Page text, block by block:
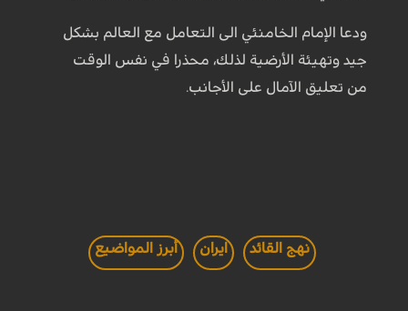
ودعا الإمام الخامنئي الى التعامل مع العالم بشكل
جيد وتهيئة الأرضية لذلك، محذرا في نفس الوقت
من تعليق الآمال على الأجانب.
نهج القائد ايران أبرز المواضيع